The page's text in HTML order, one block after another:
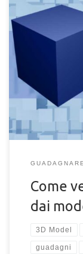
Sei un 3D artist
dai tuoi modelli
numerosi
guadagnare con
modellatori 3D
mai pubblicati, e
Come
dai
3D Model
guadagni